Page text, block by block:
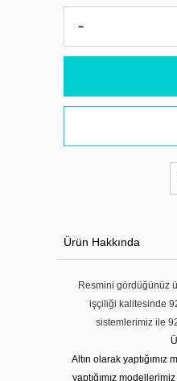
Ürün Hakkında
Resmini gördüğünüz
işçiliği kalitesinde
sistemlerimiz ile
Altın olarak
yaptığımız